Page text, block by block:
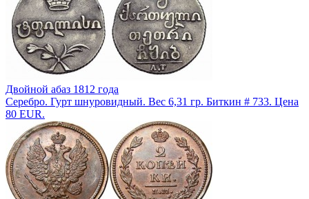
Двойной абаз 1812 года
Серебро. Гурт шнуровидный. Вес 6,31 гр. Биткин # 733. Цена
80 EUR.